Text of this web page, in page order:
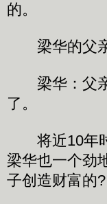
的。
梁华的父亲
梁华：父亲
了。
将近10年时
梁华也一个劲
子创造财富的?